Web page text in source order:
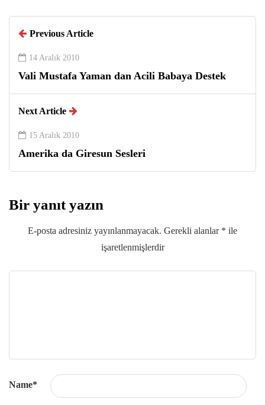
Previous Article
14 Aralık 2010
Vali Mustafa Yaman dan Acili Babaya Destek
Next Article
15 Aralık 2010
Amerika da Giresun Sesleri
Bir yanıt yazın
E-posta adresiniz yayınlanmayacak. Gerekli alanlar * ile
işaretlenmişlerdir
Name*